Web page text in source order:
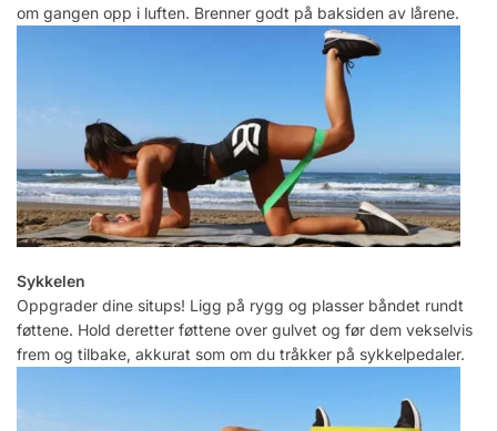
om gangen opp i luften. Brenner godt på baksiden av lårene.
Sykkelen
Oppgrader dine situps! Ligg på rygg og plasser båndet rundt
føttene. Hold deretter føttene over gulvet og før dem vekselvis
frem og tilbake, akkurat som om du tråkker på sykkelpedaler.